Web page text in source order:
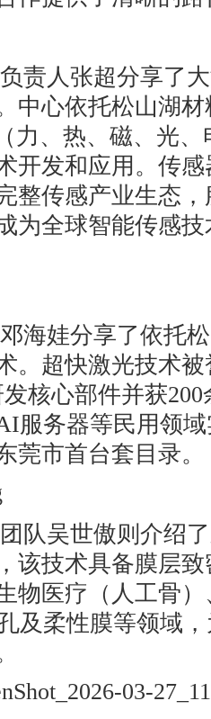
责人张超分享了
中心依托松山湖
力、热、磁、光
开发和应用。传
整传感产业生态
为全球智能传感
海娃分享了依托
。超快激光技术
核心部件并获
服务器等民用领
莞市首台套目录。
队吴世傲则介绍
该技术具备膜层
物医疗（人工骨
及柔性膜等领域